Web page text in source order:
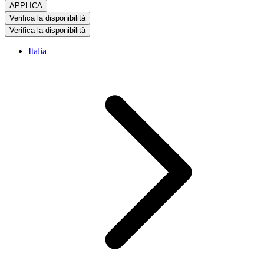
APPLICA
Verifica la disponibilità
Verifica la disponibilità
Italia